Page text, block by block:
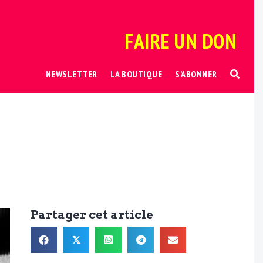
FAIRE UN DON
NEWSLETTER LA BOUTIQUE S’ABONNER
Partager cet article
𝕏